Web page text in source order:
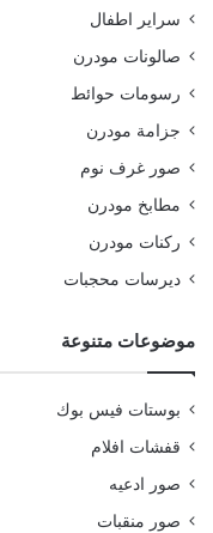
سراير اطفال
صالونات مودرن
رسومات حوائط
جزامة مودرن
صور غرف نوم
مطابخ مودرن
ركنات مودرن
ديرسات محجبات
موضوعات متنوعة
بوستات فيس بوك
قفشات افلام
صور ادعيه
صور منقبات